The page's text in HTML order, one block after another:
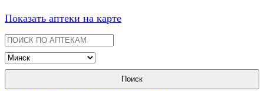
Показать аптеки на карте
Поиск